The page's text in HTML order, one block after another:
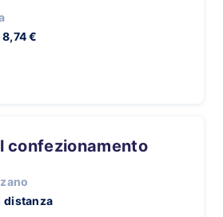
€
confezionamento
distanza